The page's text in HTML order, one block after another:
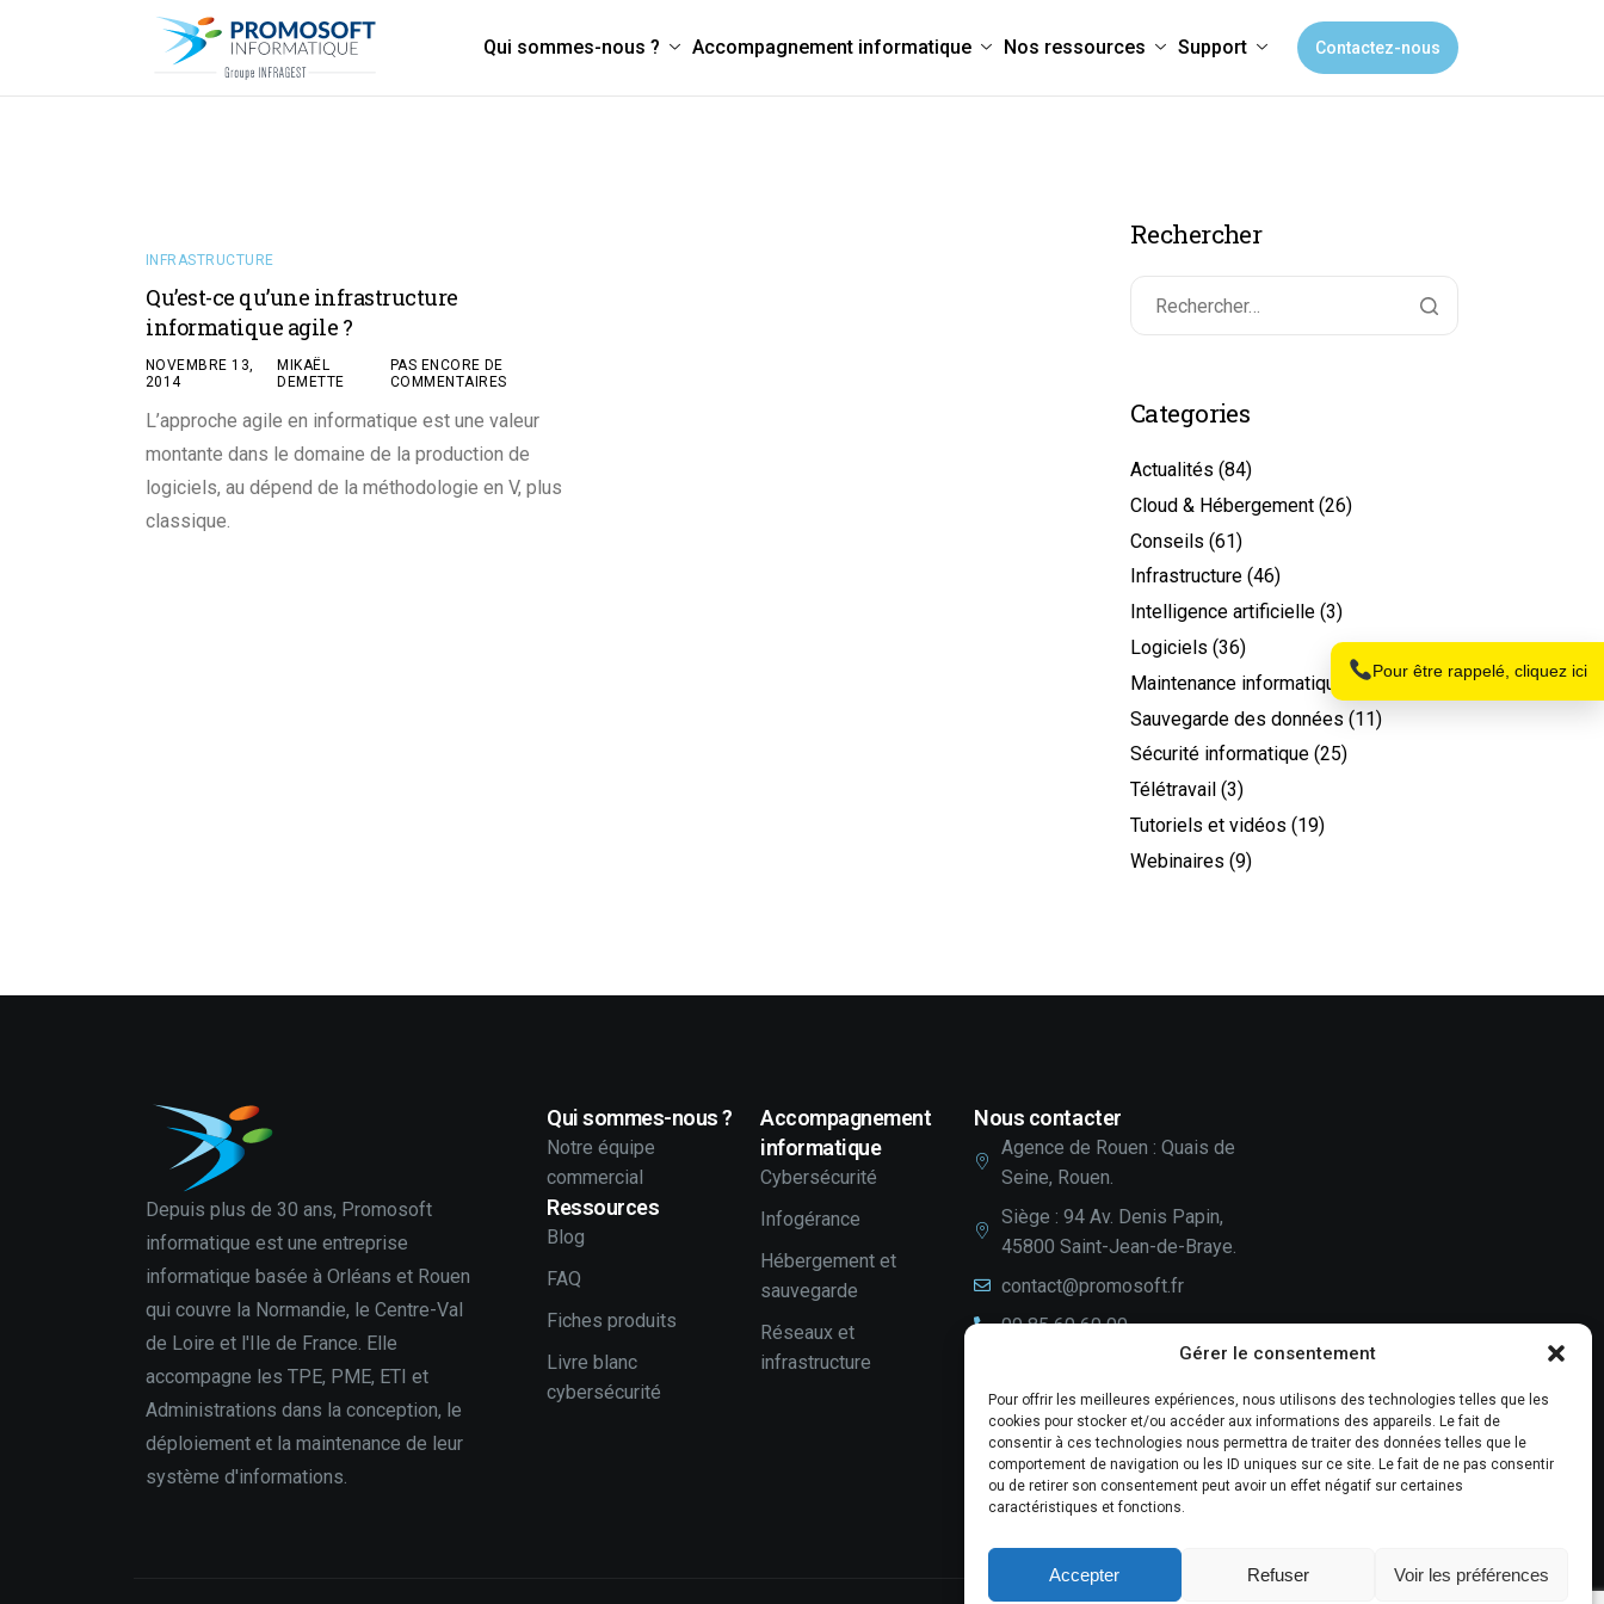
Gérer le consentement
Pour offrir les meilleures expériences, nous utilisons des technologies telles que les
cookies pour stocker et/ou accéder aux informations des appareils. Le fait de
consentir à ces technologies nous permettra de traiter des données telles que le
comportement de navigation ou les ID uniques sur ce site. Le fait de ne pas consentir
ou de retirer son consentement peut avoir un effet négatif sur certaines
caractéristiques et fonctions.
Accepter Refuser Voir les préférences
Pour être rappelé, cliquez ici
Téléphone
Qui sommes-nous ? Accompagnement informatique Nos ressources Support Contactez-nous
INFRASTRUCTURE
Qu’est-ce qu’une infrastructure
informatique agile ?
NOVEMBRE 13,
2014
MIKAËL
DEMETTE
PAS ENCORE DE
COMMENTAIRES
L’approche agile en informatique est une valeur
montante dans le domaine de la production de
logiciels, au dépend de la méthodologie en V, plus
classique.
Rechercher
Categories
Actualités (84)
Cloud & Hébergement (26)
Conseils (61)
Infrastructure (46)
Intelligence artificielle (3)
Logiciels (36)
Maintenance informatique
(26)
Sauvegarde des données (11)
Sécurité informatique (25)
Télétravail (3)
Tutoriels et vidéos (19)
Webinaires (9)
Depuis plus de 30 ans, Promosoft
informatique est une entreprise
informatique basée à Orléans et Rouen
qui couvre la Normandie, le Centre-Val
de Loire et l'Ile de France. Elle
accompagne les TPE, PME, ETI et
Administrations dans la conception, le
déploiement et la maintenance de leur
système d'informations.
Qui sommes-nous ?
Notre équipe
commercial
Ressources
Blog
FAQ
Fiches produits
Livre blanc
cybersécurité
Accompagnement
informatique
Cybersécurité
Infogérance
Hébergement et
sauvegarde
Réseaux et
infrastructure
Nous contacter
Agence de Rouen : Quais de
Seine, Rouen.
Siège : 94 Av. Denis Papin,
45800 Saint-Jean-de-Braye.
contact@promosoft.fr
09 85 60 60 00
Youtube
Votre avis compte !
Laissez-nous un avis.